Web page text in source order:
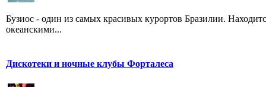
Бузиос - один из самых красивых курортов Бразилии.
океанскими...
Дискотеки и ночные клубы Форталеса